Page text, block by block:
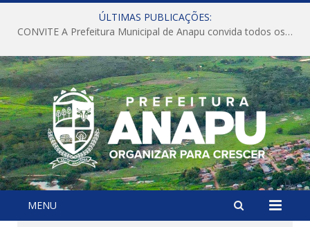
ÚLTIMAS PUBLICAÇÕES:
CONVITE A Prefeitura Municipal de Anapu convida todos os servidores públicos municipais para participarem da Audiência Pública de discussão da Lei de Diretrizes Orçamentárias (LDO), importante instrumento de planejamento das ações e investimentos da Administração Pública para o próximo exercício financeiro.
MENU